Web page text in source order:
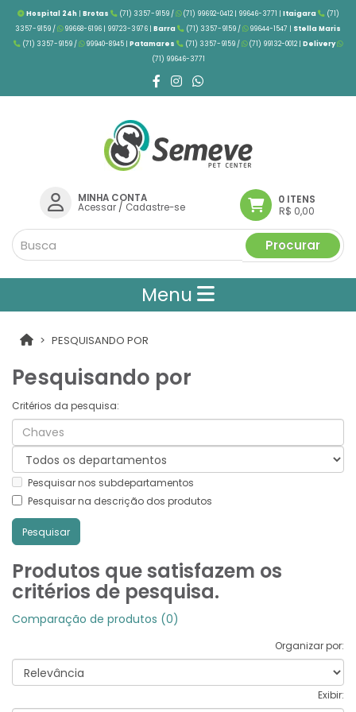
Hospital 24h| Brotas (71) 3357-9159 / (71) 99692-0412 | 99646-3771 | Itaigara
(71)
3357-9159 /
99668-6196 | 99723-3976 | Barra (71) 3357-9159 / 99644-1547 | Stella Maris
(71) 3357-9159 /
99940-8945 | Patamares (71) 3357-9159 / (71) 99132-0012 | Delivery
(71) 99646-3771
MINHA CONTA
Acessar/ Cadastre-se
0 ITENS
R$ 0,00
Procurar
Menu
PESQUISANDO POR
Pesquisando por
Critérios da pesquisa:
Pesquisar nos subdepartamentos
Pesquisar na descrição dos produtos
Produtos que satisfazem os
critérios de pesquisa.
Comparação de produtos (0)
Organizar por:
Exibir: